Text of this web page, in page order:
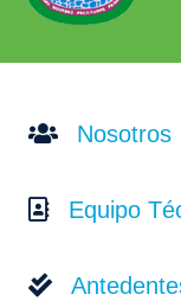
Nosotros
Equipo